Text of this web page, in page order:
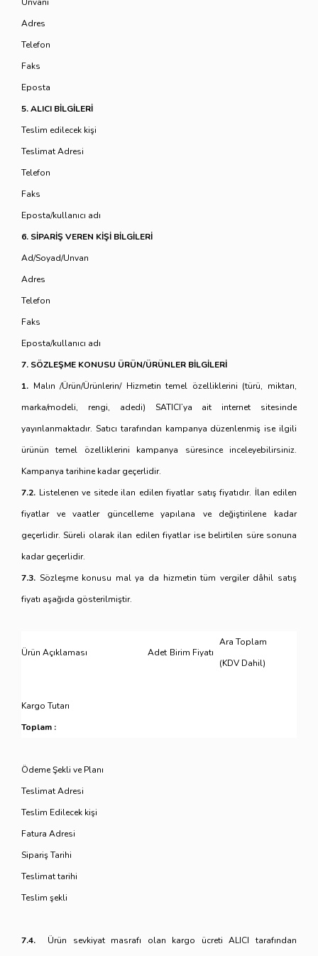
Adres
Telefon
Faks
Eposta
5. ALICI BİLGİLERİ
Teslim edilecek kişi
Teslimat Adresi
Telefon
Faks
Eposta/kullanıcı adı
6. SİPARİŞ VEREN KİŞİ BİLGİLERİ
Ad/Soyad/Unvan
Adres
Telefon
Faks
Eposta/kullanıcı adı
7. SÖZLEŞME KONUSU ÜRÜN/ÜRÜNLER BİLGİLERİ
1. Malın /Ürün/Ürünlerin/ Hizmetin temel özelliklerini (türü, miktarı,
marka/modeli, rengi, adedi) SATICI’ya ait internet sitesinde
yayınlanmaktadır. Satıcı tarafından kampanya düzenlenmiş ise ilgili
ürünün temel özelliklerini kampanya süresince inceleyebilirsiniz.
Kampanya tarihine kadar geçerlidir.
7.2. Listelenen ve sitede ilan edilen fiyatlar satış fiyatıdır. İlan edilen
fiyatlar ve vaatler güncelleme yapılana ve değiştirilene kadar
geçerlidir. Süreli olarak ilan edilen fiyatlar ise belirtilen süre sonuna
kadar geçerlidir.
7.3. Sözleşme konusu mal ya da hizmetin tüm vergiler dâhil satış
fiyatı aşağıda gösterilmiştir.
Ürün Açıklaması Adet Birim Fiyatı
Ara Toplam
(KDV Dahil)
Kargo Tutarı
Toplam :
Ödeme Şekli ve Planı
Teslimat Adresi
Teslim Edilecek kişi
Fatura Adresi
Sipariş Tarihi
Teslimat tarihi
Teslim şekli
7.4. Ürün sevkiyat masrafı olan kargo ücreti ALICI tarafından